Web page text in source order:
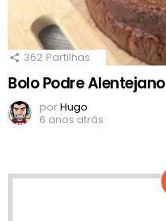
362 Partilhas
Bolo Podre Alentejano
porHugo
6 anos atrás